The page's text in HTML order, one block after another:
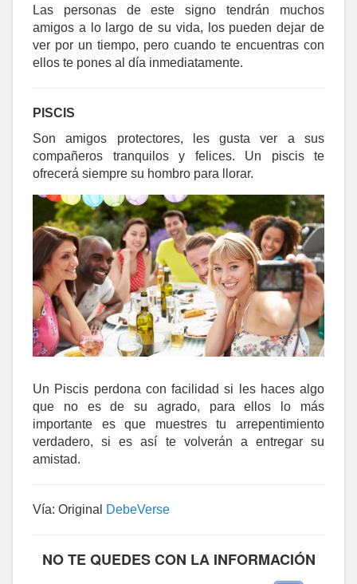
Las personas de este signo tendrán muchos
amigos a lo largo de su vida, los pueden dejar de
ver por un tiempo, pero cuando te encuentras con
ellos te pones al día inmediatamente.
PISCIS
Son amigos protectores, les gusta ver a sus
compañeros tranquilos y felices. Un piscis te
ofrecerá siempre su hombro para llorar.
Un Piscis perdona con facilidad si les haces algo
que no es de su agrado, para ellos lo más
importante es que muestres tu arrepentimiento
verdadero, si es así te volverán a entregar su
amistad.
Vía: Original DebeVerse
NO TE QUEDES CON LA INFORMACIÓN